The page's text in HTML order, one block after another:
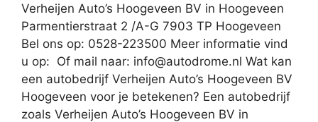
Verheijen Auto’s Hoogeveen BV in Hoogeveen
Parmentierstraat 2 /A-G 7903 TP Hoogeveen
Bel ons op: 0528-223500 Meer informatie vind
u op: Of mail naar: info@autodrome.nl Wat kan
een autobedrijf Verheijen Auto’s Hoogeveen BV
Hoogeveen voor je betekenen? Een autobedrijf
zoals Verheijen Auto’s Hoogeveen BV in